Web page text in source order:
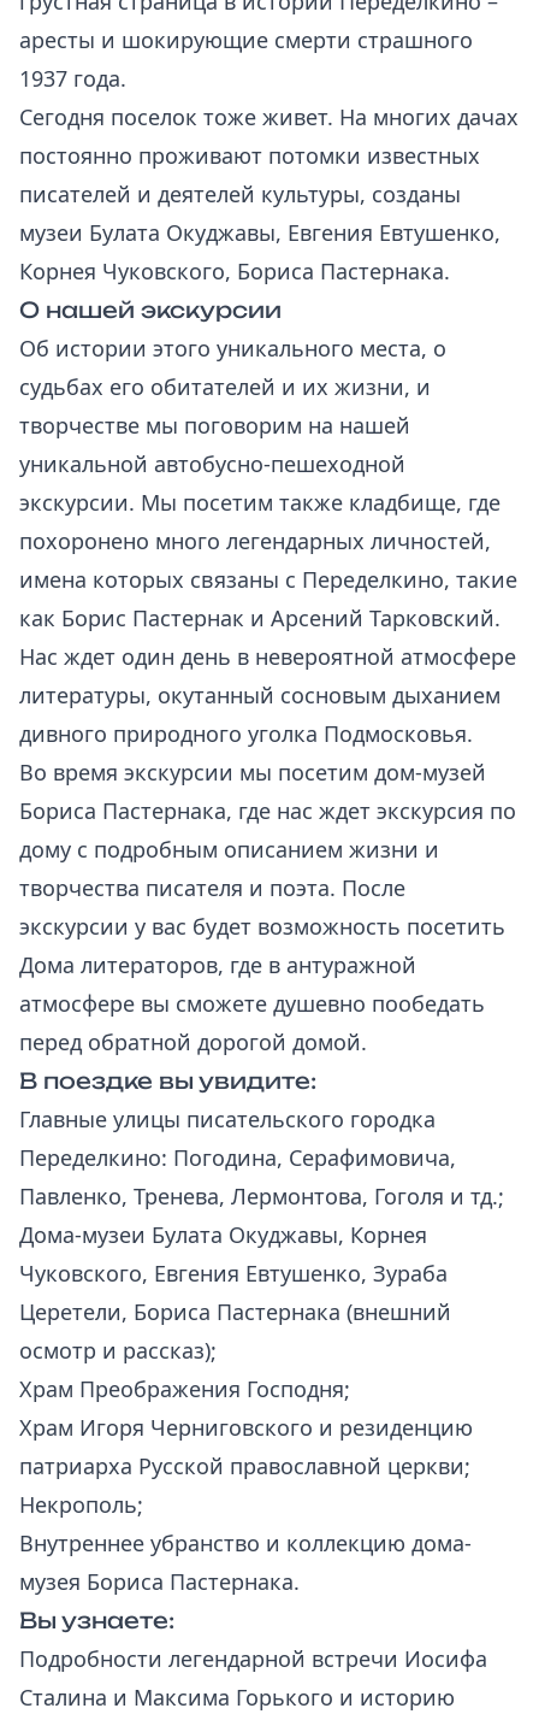
аресты и шокирующие смерти страшного
1937 года.
Сегодня поселок тоже живет. На многих дачах
постоянно проживают потомки известных
писателей и деятелей культуры, созданы
музеи Булата Окуджавы, Евгения Евтушенко,
Корнея Чуковского, Бориса Пастернака.
О нашей экскурсии
Об истории этого уникального места, о
судьбах его обитателей и их жизни, и
творчестве мы поговорим на нашей
уникальной автобусно-пешеходной
экскурсии. Мы посетим также кладбище, где
похоронено много легендарных личностей,
имена которых связаны с Переделкино, такие
как Борис Пастернак и Арсений Тарковский.
Нас ждет один день в невероятной атмосфере
литературы, окутанный сосновым дыханием
дивного природного уголка Подмосковья.
Во время экскурсии мы посетим дом-музей
Бориса Пастернака, где нас ждет экскурсия по
дому с подробным описанием жизни и
творчества писателя и поэта. После
экскурсии у вас будет возможность посетить
Дома литераторов, где в антуражной
атмосфере вы сможете душевно пообедать
перед обратной дорогой домой.
В поездке вы увидите:
Главные улицы писательского городка
Переделкино: Погодина, Серафимовича,
Павленко, Тренева, Лермонтова, Гоголя и тд.;
Дома-музеи Булата Окуджавы, Корнея
Чуковского, Евгения Евтушенко, Зураба
Церетели, Бориса Пастернака (внешний
осмотр и рассказ);
Храм Преображения Господня;
Храм Игоря Черниговского и резиденцию
патриарха Русской православной церкви;
Некрополь;
Внутреннее убранство и коллекцию дома-
музея Бориса Пастернака.
Вы узнаете:
Подробности легендарной встречи Иосифа
Сталина и Максима Горького и историю